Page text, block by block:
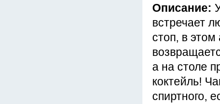
Описание:
встречает
стоп, в
а на столе
коктейль!
спиртного,